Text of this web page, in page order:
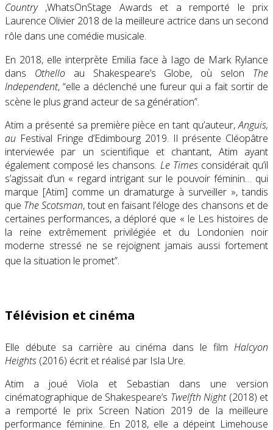
Country,WhatsOnStage Awards et a remporté le prix
Laurence Olivier 2018 de la meilleure actrice dans un second
rôle dans une comédie musicale.
En 2018, elle interprète Emilia face à Iago de Mark Rylance
dans Othelloau Shakespeare’s Globe, où selon The
Independent, “elle a déclenché une fureur qui a fait sortir de
scène le plus grand acteur de sa génération”.
Atim a présenté sa première pièce en tant qu’auteur,Anguis,
au Festival Fringe d’Edimbourg 2019. Il présente Cléopâtre
interviewée par un scientifique et chantant, Atim ayant
également composé les chansons. Le Timesconsidérait qu’il
s’agissait d’un « regard intrigant sur le pouvoir féminin… qui
marque [Atim] comme un dramaturge à surveiller », tandis
que The Scotsman, tout en faisant l’éloge des chansons et de
certaines performances, a déploré que « le Les histoires de
la reine extrêmement privilégiée et du Londonien noir
moderne stressé ne se rejoignent jamais aussi fortement
que la situation le promet”.
Télévision et cinéma
Elle débute sa carrière au cinéma dans le film Halcyon
Heights (2016) écrit et réalisé par Isla Ure.
Atim a joué Viola et Sebastian dans une version
cinématographique de Shakespeare’s Twelfth Night(2018) et
a remporté le prix Screen Nation 2019 de la meilleure
performance féminine. En 2018, elle a dépeint Limehouse